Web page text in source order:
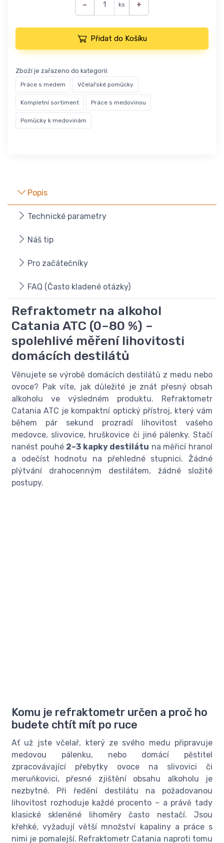
− ks +
Přidat do Košíku
Zboží je zařazeno do kategorií:
Práce s medem Včelařské pomůcky
Kompletní sortiment Práce s medovinou
Pomůcky k medovinám
Popis
Technické parametry
Náš tip
Pro začátečníky
FAQ (Často kladené otázky)
Refraktometr na alkohol
Catania ATC (0–80 %) –
spolehlivé měření lihovitosti
domácích destilátů
Věnujete se výrobě domácích destilátů z medu nebo
ovoce? Pak víte, jak důležité je znát přesný obsah
alkoholu ve výsledném produktu. Refraktometr
Catania ATC je kompaktní optický přístroj, který vám
během pár sekund prozradí lihovitost vašeho
medovce, slivovice, hruškovice či jiné pálenky. Stačí
nanést pouhé 2–3 kapky destilátu na měřicí hranol
a odečíst hodnotu na přehledné stupnici. Žádné
plýtvání drahocenným destilátem, žádné složité
postupy.
Komu je refraktometr určen a proč ho
budete chtít mít po ruce
Ať už jste včelař, který ze svého medu připravuje
medovou pálenku, nebo domácí pěstitel
zpracovávající přebytky ovoce na slivovici či
meruňkovici, přesné zjištění obsahu alkoholu je
nezbytné. Při ředění destilátu na požadovanou
lihovitost rozhoduje každé procento – a právě tady
klasické skleněné lihoměry často nestačí. Jsou
křehké, vyžadují větší množství kapaliny a práce s
nimi je pomalejší. Refraktometr Catania naproti tomu